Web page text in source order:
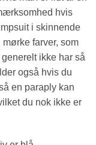
hvis
i skinnende
farver, som
ikke har så
også hvis du
en paraply kan
du nok ikke er